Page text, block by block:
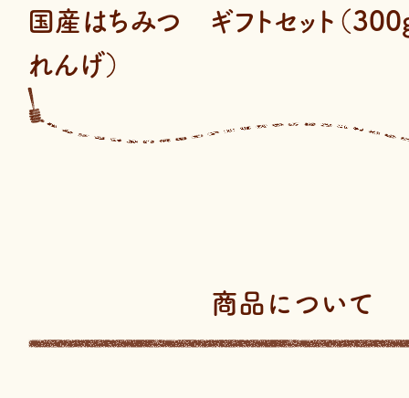
国産はちみつ ギフトセット（
れんげ）
商品について